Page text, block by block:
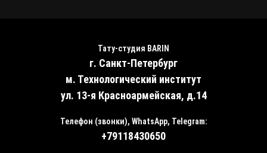
Тату-студия BARIN
г. Санкт-Петербург
м. Технологический институт
ул. 13-я Красноармейская, д.14
Телефон (звонки), WhatsApp, Telegram:
+79118430650